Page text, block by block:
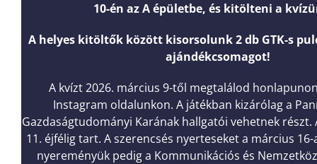
10-én az A épületbe, és kitölteni a
A helyes kitöltők között kisorsolunk 2 db GTK-s
ajándékcsomagot!
A kvízt 2026. március 9-től megtalálod
Instagram oldalunkon. A játékban kizárólag a
Gazdaságtudományi Karának hallgatói vehetnek részt.
11. éjfélig tart. A szerencsés nyerteseket a március
nyereményük pedig a Kommunikációs és